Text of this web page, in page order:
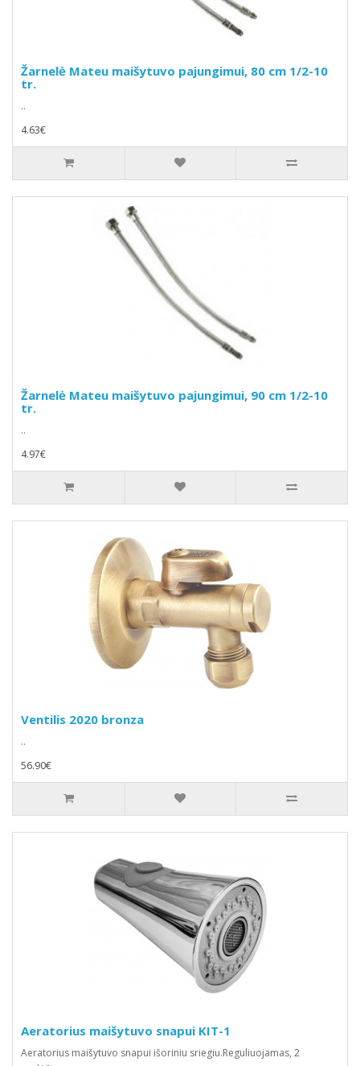
Žarnelė Mateu maišytuvo pajungimui, 80 cm 1/2-10
tr.
..
4.63€
Žarnelė Mateu maišytuvo pajungimui, 90 cm 1/2-10
tr.
..
4.97€
Ventilis 2020 bronza
..
56.90€
Aeratorius maišytuvo snapui KIT-1
Aeratorius maišytuvo snapui išoriniu sriegiu.Reguliuojamas, 2